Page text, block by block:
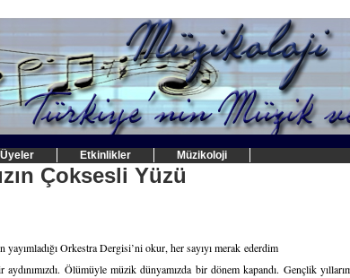
Üyeler Etkinlikler Müzikoloji
Çoksesli Yüzü
yayımladığı Orkestra Dergisi’ni okur, her sayıyı merak ederdim
Ölümüyle müzik dünyamızda bir dönem kapandı. Gençlik